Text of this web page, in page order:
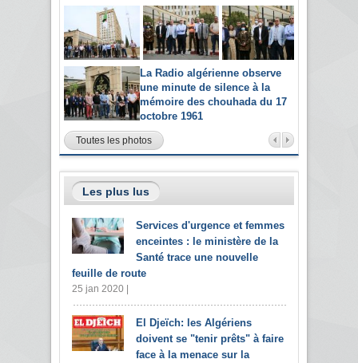
La Radio algérienne observe
une minute de silence à la
mémoire des chouhada du 17
octobre 1961
Toutes les photos
Les plus lus
Services d'urgence et femmes
enceintes : le ministère de la
Santé trace une nouvelle
feuille de route
25 jan 2020 |
El Djeïch: les Algériens
doivent se "tenir prêts" à faire
face à la menace sur la